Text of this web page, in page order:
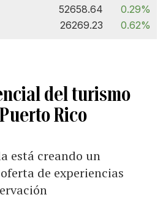
52658.64
0.29%
26269.23 0.62%
del turismo
Rico
está creando un
de experiencias